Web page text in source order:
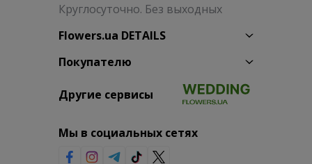
Круглосуточно. Без выходных
Flowers.ua DETAILS
Покупателю
Другие сервисы
Мы в социальных сетях